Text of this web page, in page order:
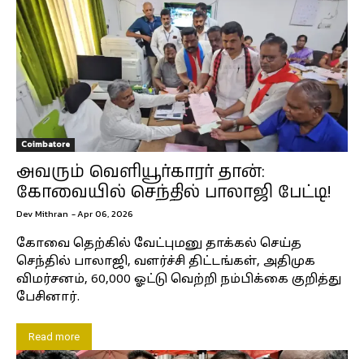
Coimbatore
அவரும் வெளியூர்காரர் தான்:
கோவையில் செந்தில் பாலாஜி பேட்டி!
Dev Mithran -Apr 06, 2026
கோவை தெற்கில் வேட்புமனு தாக்கல் செய்த
செந்தில் பாலாஜி, வளர்ச்சி திட்டங்கள், அதிமுக
விமர்சனம், 60,000 ஓட்டு வெற்றி நம்பிக்கை குறித்து
பேசினார்.
Read more